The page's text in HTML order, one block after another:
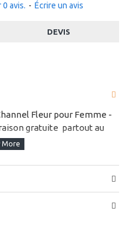
0 avis. - Écrire un avis
DEVIS
Fleur pour Femme -
gratuite partout au
disponibles